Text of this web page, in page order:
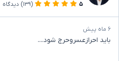
۵
(۱۳۹) دیدگاه
۶ ماه پیش
باید احرازعسروحرج شود....